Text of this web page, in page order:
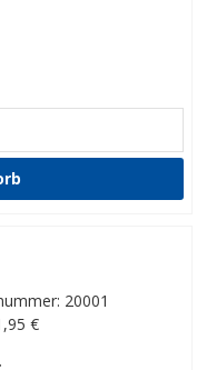
20001
€